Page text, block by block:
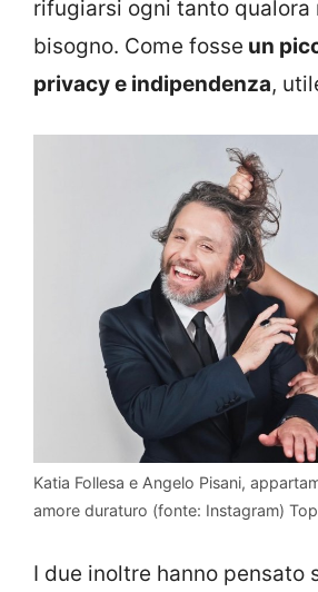
rifugiarsi ogni tanto qualora
bisogno. Come fosse un
privacy e indipendenza,
Katia Follesa e Angelo Pisani,
amore duraturo (fonte: Instagram)
I due inoltre hanno pensato